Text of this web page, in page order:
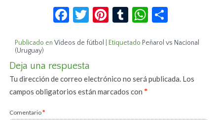
Facebook
Twitter
Pinterest
TumblrWhatsApp
Publicado en Vídeos de fútbol Etiquetado Peñarol vs Nacional
(Uruguay)
Deja una respuesta
Tu dirección de correo electrónico no será publicada. Los
campos obligatorios están marcados con*
Comentario*